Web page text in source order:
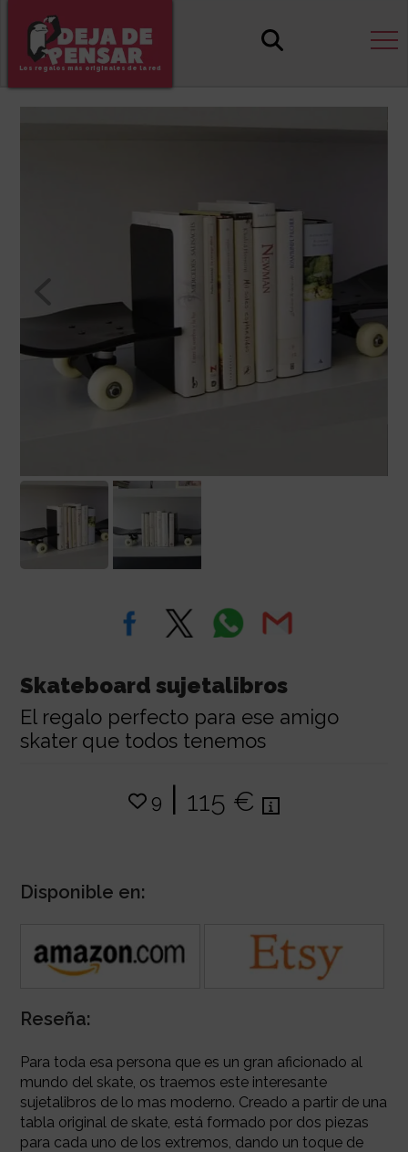
Los regalos más originales de la red
Skateboard sujetalibros
El regalo perfecto para ese amigo
skater que todos tenemos
9 | 115 €
Disponible en:
Reseña:
Para toda esa persona que es un gran aficionado al
mundo del skate, os traemos este interesante
sujetalibros de lo mas moderno. Creado a partir de una
tabla original de skate, está formado por dos piezas
para cada uno de los extremos, dando un toque de